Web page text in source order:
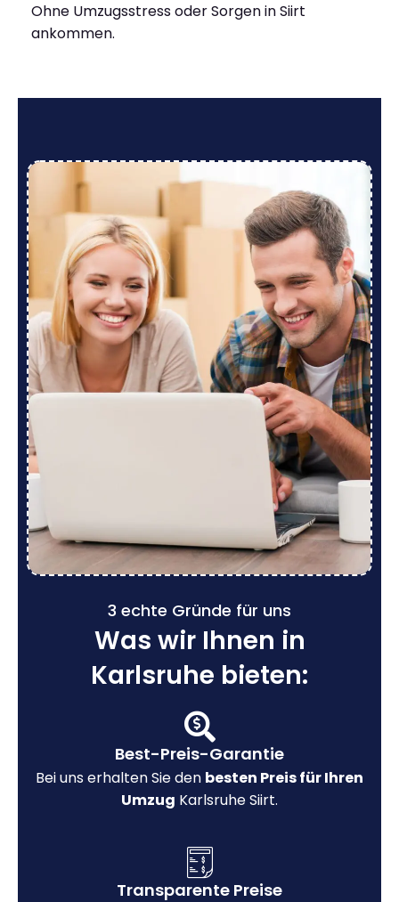
Ohne Umzugsstress oder Sorgen in Siirt
ankommen.
3 echte Gründe für uns
Was wir Ihnen in
Karlsruhe bieten:
Best-Preis-Garantie
Bei uns erhalten Sie den besten Preis für Ihren
Umzug Karlsruhe Siirt.
Transparente Preise